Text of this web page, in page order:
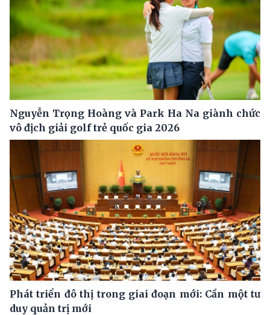
Nguyễn Trọng Hoàng và Park Ha Na giành chức
vô địch giải golf trẻ quốc gia 2026
Phát triển đô thị trong giai đoạn mới: Cần một tư
duy quản trị mới